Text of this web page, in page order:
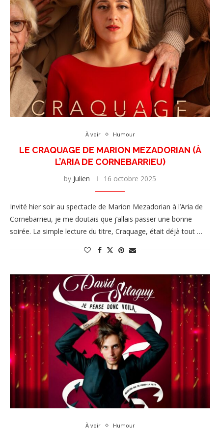
À voir Humour
LE CRAQUAGE DE MARION MEZADORIAN (À
L’ARIA DE CORNEBARRIEU)
by Julien 16 octobre 2025
Invité hier soir au spectacle de Marion Mezadorian à l’Aria de
Cornebarrieu, je me doutais que j’allais passer une bonne
soirée. La simple lecture du titre, Craquage, était déjà tout …
À voir Humour